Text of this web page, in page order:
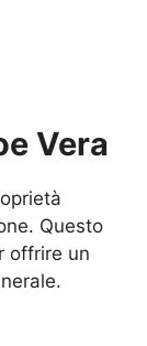
Vera
Questo
offrire un